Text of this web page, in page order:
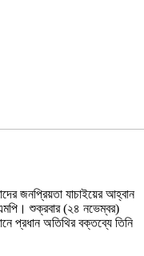
জনপ্রিয়তা যাচাইয়ের আহ্বান
শুক্রবার (২৪ নভেম্বর)
প্রধান অতিথির বক্তব্যে তিনি